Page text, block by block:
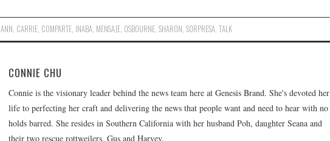
ANN CARRIE COMPARTE INABA MENSAJE OSBOURNE ,SHARON ,SORPRESA ,TALK
CONNIE CHU
Connie is the visionary leader behind the news team here at Genesis Brand. She's devoted her
life to perfecting her craft and delivering the news that people want and need to hear with no
holds barred. She resides in Southern California with her husband Poh, daughter Seana and
their two rescue rottweilers, Gus and Harvey.